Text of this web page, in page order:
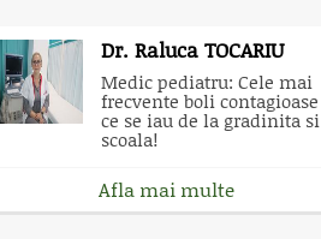
Dr. Raluca TOCARIU
Medic pediatru: Cele mai
frecvente boli contagioase
ce se iau de la gradinita si
scoala!
Afla mai multe